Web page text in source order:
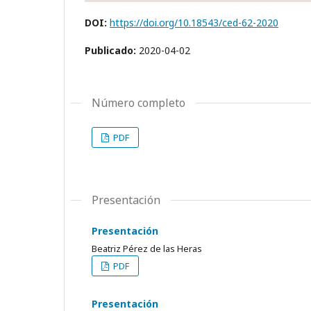
DOI: https://doi.org/10.18543/ced-62-2020
Publicado: 2020-04-02
Número completo
PDF
Presentación
Presentación
Beatriz Pérez de las Heras
PDF
Presentación